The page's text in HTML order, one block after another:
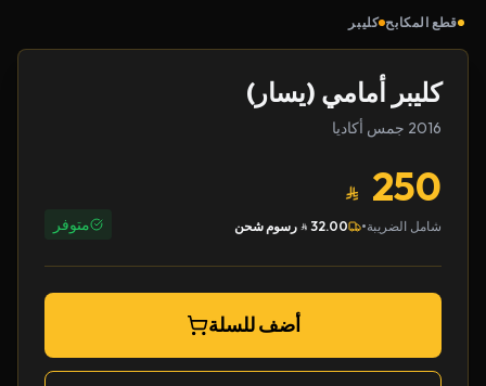
قطع المكابح كليبر
كليبر أمامي (يسار)
2016 جمس أكاديا
250
شامل الضريبة•
32.00 رسوم شحن متوفر
أضف للسلة